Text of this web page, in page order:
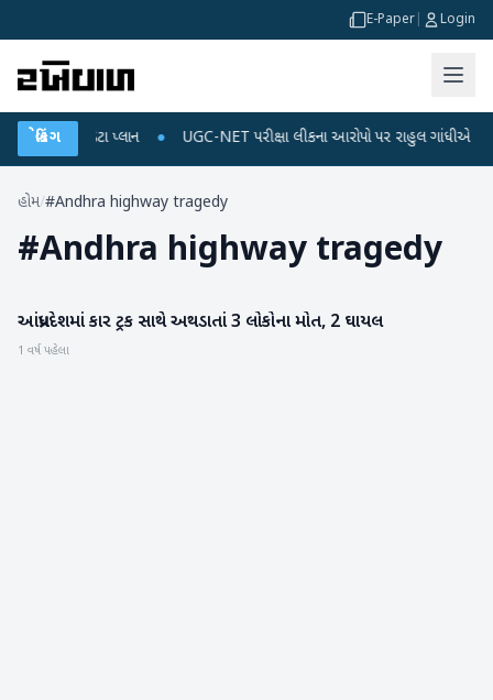
E-Paper Login
બ્રેકિંગ
અને ડેટા પ્લાન ● UGC-NET પરીક્ષા લીકના આરોપો પર રાહુલ ગાંધીએ કેન્દ્ર પર
હોમ/#Andhra highway tragedy
#Andhra highway tragedy
રાષ્ટ્રીય
આંધ્રપ્રદેશમાં કાર ટ્રક સાથે અથડાતાં 3 લોકોના મોત, 2 ઘાયલ
1 વર્ષ પહેલા